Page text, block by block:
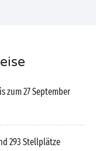
zum 27 September
293 Stellplätze